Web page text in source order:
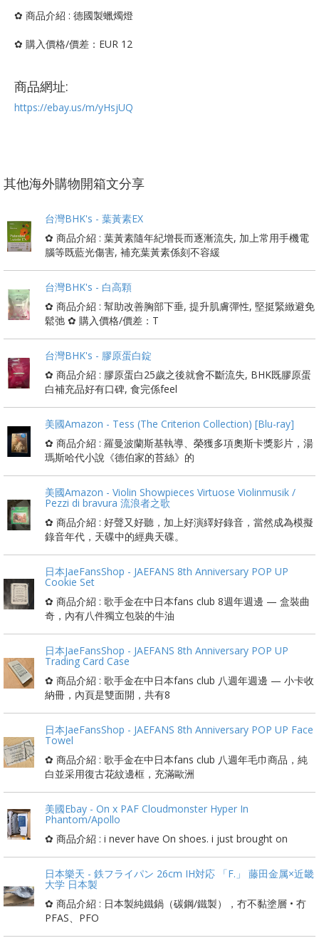
✿ 商品介紹 : 德國製蠟燭燈
✿ 購入價格/價差：EUR 12
商品網址:
https://ebay.us/m/yHsjUQ
其他海外購物開箱文分享
台灣BHK's - 葉黃素EX
✿ 商品介紹 : 葉黃素隨年紀增長而逐漸流失, 加上常用手機電
腦等既藍光傷害, 補充葉黃素係刻不容緩
台灣BHK's - 白高顆
✿ 商品介紹 : 幫助改善胸部下垂, 提升肌膚彈性, 堅挺緊緻避免
鬆弛 ✿ 購入價格/價差：T
台灣BHK's - 膠原蛋白錠
✿ 商品介紹 : 膠原蛋白25歲之後就會不斷流失, BHK既膠原蛋
白補充品好有口碑, 食完係feel
美國Amazon - Tess (The Criterion Collection) [Blu-ray]
✿ 商品介紹 : 羅曼波蘭斯基執導、榮獲多項奧斯卡獎影片，湯
瑪斯哈代小說《德伯家的苔絲》的
美國Amazon - Violin Showpieces Virtuose Violinmusik /
Pezzi di bravura 流浪者之歌
✿ 商品介紹 : 好聲又好聽，加上好演繹好錄音，當然成為模擬
錄音年代，天碟中的經典天碟。
日本JaeFansShop - JAEFANS 8th Anniversary POP UP
Cookie Set
✿ 商品介紹 : 歌手金在中日本fans club 8週年週邊 — 盒裝曲
奇，內有八件獨立包裝的牛油
日本JaeFansShop - JAEFANS 8th Anniversary POP UP
Trading Card Case
✿ 商品介紹 : 歌手金在中日本fans club 八週年週邊 — 小卡收
納冊，內頁是雙面開，共有8
日本JaeFansShop - JAEFANS 8th Anniversary POP UP Face
Towel
✿ 商品介紹 : 歌手金在中日本fans club 八週年毛巾商品，純
白並采用復古花紋邊框，充滿歐洲
美國Ebay - On x PAF Cloudmonster Hyper In
Phantom/Apollo
✿ 商品介紹 : i never have On shoes. i just brought on
日本樂天 - 鉄フライパン 26cm IH対応 「F.」 藤田金属×近畿
大学 日本製
✿ 商品介紹 : 日本製純鐵鍋（碳鋼/鐵製），冇不黏塗層 • 冇
PFAS、PFO